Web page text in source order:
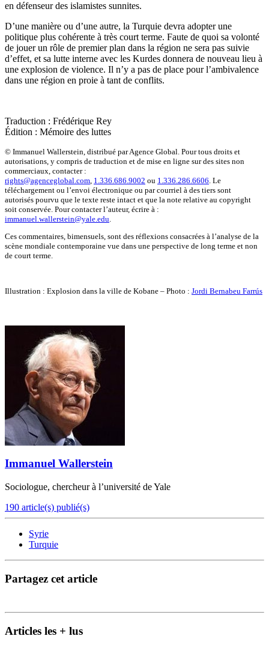
en défenseur des islamistes sunnites.
D’une manière ou d’une autre, la Turquie devra adopter une
politique plus cohérente à très court terme. Faute de quoi sa volonté
de jouer un rôle de premier plan dans la région ne sera pas suivie
d’effet, et sa lutte interne avec les Kurdes donnera de nouveau lieu à
une explosion de violence. Il n’y a pas de place pour l’ambivalence
dans une région en proie à tant de conflits.
Traduction : Frédérique Rey
Édition : Mémoire des luttes
© Immanuel Wallerstein, distribué par Agence Global. Pour tous droits et
autorisations, y compris de traduction et de mise en ligne sur des sites non
commerciaux, contacter :
rights@agenceglobal.com, 1.336.686.9002 ou 1.336.286.6606. Le
téléchargement ou l’envoi électronique ou par courriel à des tiers sont
autorisés pourvu que le texte reste intact et que la note relative au copyright
soit conservée. Pour contacter l’auteur, écrire à :
immanuel.wallerstein@yale.edu.
Ces commentaires, bimensuels, sont des réflexions consacrées à l’analyse de la
scène mondiale contemporaine vue dans une perspective de long terme et non
de court terme.
Illustration : Explosion dans la ville de Kobane – Photo : Jordi Bernabeu Farrús
Immanuel Wallerstein
Sociologue, chercheur à l’université de Yale
190 article(s) publié(s)
Syrie
Turquie
Partagez cet article
Articles les + lus